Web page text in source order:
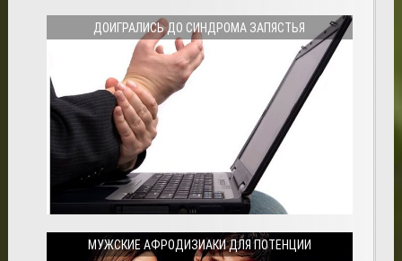
ДОИГРАЛИСЬ ДО СИНДРОМА ЗАПЯСТЬЯ
МУЖСКИЕ АФРОДИЗИАКИ ДЛЯ ПОТЕНЦИИ